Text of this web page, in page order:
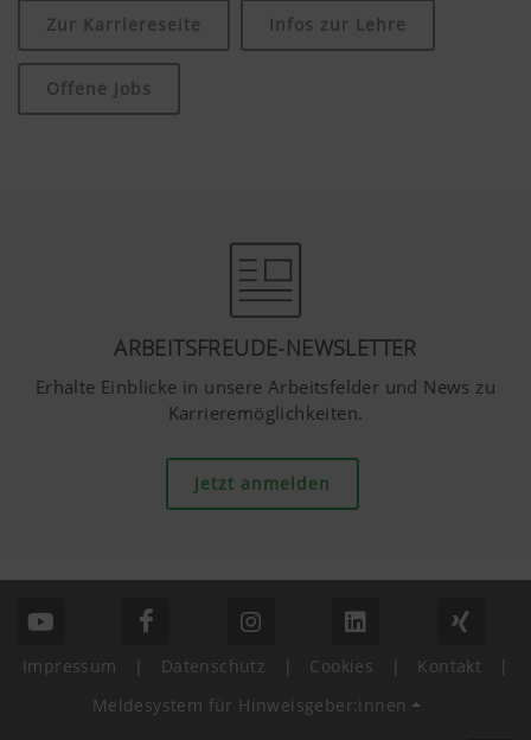
Zur Karriereseite Infos zur Lehre
Offene Jobs
ARBEITSFREUDE-NEWSLETTER
Erhalte Einblicke in unsere Arbeitsfelder und News zu
Karrieremöglichkeiten.
Jetzt anmelden
Impressum | Datenschutz | Cookies | Kontakt
|
Meldesystem für Hinweisgeber:innen